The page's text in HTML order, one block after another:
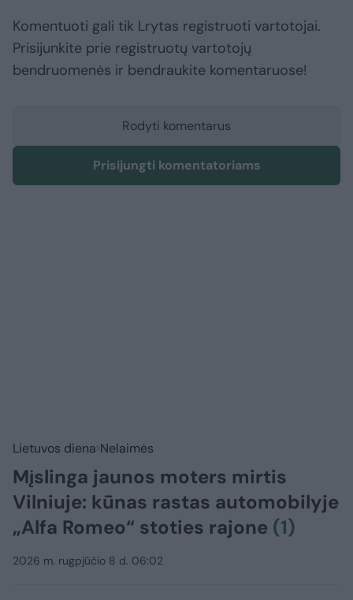
Komentuoti gali tik Lrytas registruoti vartotojai.
Prisijunkite prie registruotų vartotojų
bendruomenės ir bendraukite komentaruose!
Rodyti komentarus
Prisijungti komentatoriams
Lietuvos diena Nelaimės
Mįslinga jaunos moters mirtis
Vilniuje: kūnas rastas automobilyje
„Alfa Romeo“ stoties rajone (1)
2026 m. rugpjūčio 8 d. 06:02